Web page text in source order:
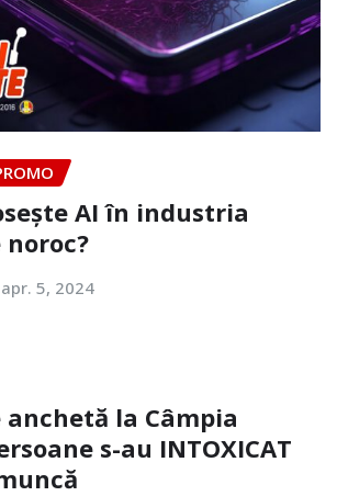
AI în industria
apr. 5, 2024
la Câmpia
s-au INTOXICAT